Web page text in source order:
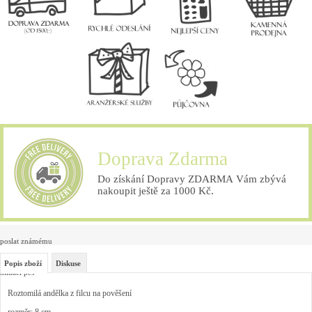
Doprava Zdarma
Do získání Dopravy ZDARMA Vám zbývá
nakoupit ještě za 1000 Kč.
poslat známému
hlídací pes
Popis zboží Diskuse
Roztomilá andělka z filcu na pověšení